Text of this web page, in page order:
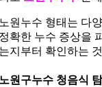
원누수 형태는 다
확한 누수 증상을
지부터 확인하는
원구누수 청음식 탐